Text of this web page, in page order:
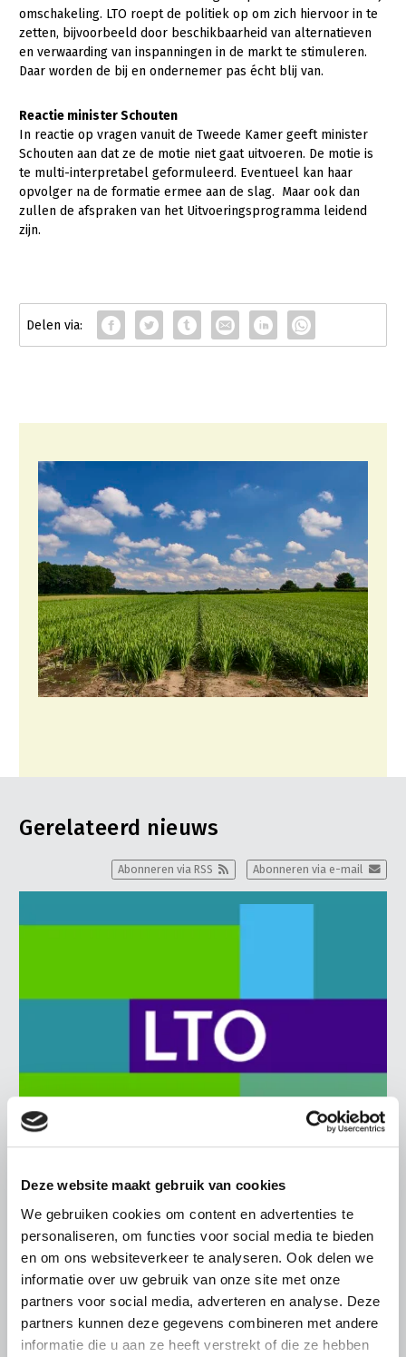
Deze website maakt gebruik van cookies
We gebruiken cookies om content en advertenties te
personaliseren, om functies voor social media te bieden
en om ons websiteverkeer te analyseren. Ook delen we
informatie over uw gebruik van onze site met onze
partners voor social media, adverteren en analyse. Deze
partners kunnen deze gegevens combineren met andere
informatie die u aan ze heeft verstrekt of die ze hebben
omschakeling. LTO roept de politiek op om zich hiervoor in te
zetten, bijvoorbeeld door beschikbaarheid van alternatieven
en verwaarding van inspanningen in de markt te stimuleren.
Daar worden de bij en ondernemer pas écht blij van.
Reactie minister Schouten
In reactie op vragen vanuit de Tweede Kamer geeft minister
Schouten aan dat ze de motie niet gaat uitvoeren. De motie is
te multi-interpretabel geformuleerd. Eventueel kan haar
opvolger na de formatie ermee aan de slag. Maar ook dan
zullen de afspraken van het Uitvoeringsprogramma leidend
zijn.
Gerelateerd nieuws
Abonneren via e-mail
Abonneren via RSS
BELANGRIJKE INFORMATIE
6 AUGUSTUS 2026
LTO sluit aan bij demonstratie tegen
dreigende onteigening
pluimveehouders
ZLTO, LLTB, LTO Noord en LTO Nederland roepen hun
leden op om op vrijdagochtend 14 augustus massaal naar
het voorplein van het provinciehuis in Den Bosch te